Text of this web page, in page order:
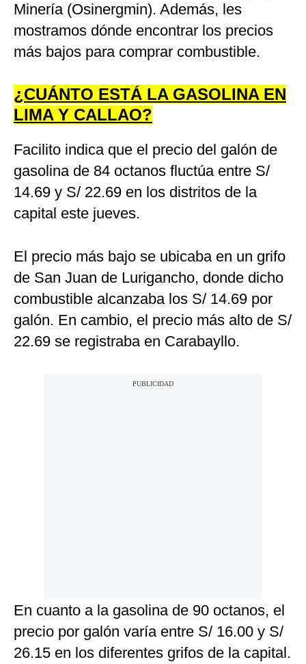
Minería (Osinergmin). Además, les
mostramos dónde encontrar los precios
más bajos para comprar combustible.
¿CUÁNTO ESTÁ LA GASOLINA EN
LIMA Y CALLAO?
Facilito indica que el precio del galón de
gasolina de 84 octanos fluctúa entre S/
14.69 y S/ 22.69 en los distritos de la
capital este jueves.
El precio más bajo se ubicaba en un grifo
de San Juan de Lurigancho, donde dicho
combustible alcanzaba los S/ 14.69 por
galón. En cambio, el precio más alto de S/
22.69 se registraba en Carabayllo.
En cuanto a la gasolina de 90 octanos, el
precio por galón varía entre S/ 16.00 y S/
26.15 en los diferentes grifos de la capital.